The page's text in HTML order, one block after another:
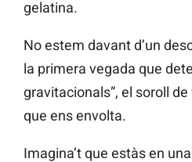
gelatina.
No estem davant d’un
la primera vegada que
gravitacionals”, el soroll
que ens envolta.
Imagina’t que estàs en